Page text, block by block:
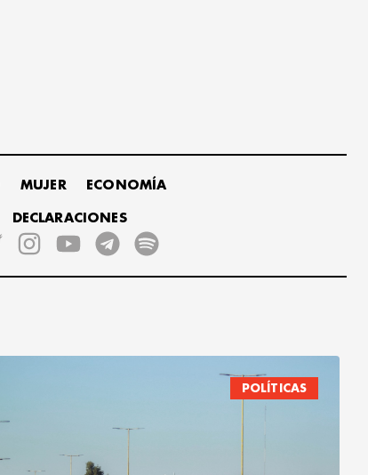
MUJER ECONOMÍA
DECLARACIONES
POLÍTICAS